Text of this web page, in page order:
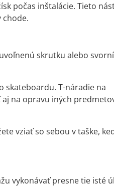
počas inštalácie. Tieto
chode.
skrutku alebo
skateboardu. T-náradie na
na opravu iných
vziať so sebou v taške,
vykonávať presne tie isté